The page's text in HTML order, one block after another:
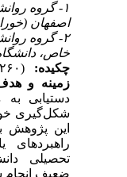
۱- گروه
اصفهان
۲- گروه
خاص،
چکیده:
زمینه و هدف
دستیابی به
شکل‌گیری
این پژوهش
راهبردهای
تحصیلی
ضعیف انجام